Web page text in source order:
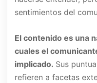
sentimientos del
El contenido es una
cuales el
implicado. Sus
refieren a facetas